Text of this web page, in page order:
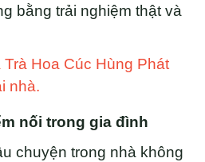
bằng trải nghiệm thật và
Hoa Cúc Hùng Phát
nhà.
nối trong gia đình
chuyện trong nhà không